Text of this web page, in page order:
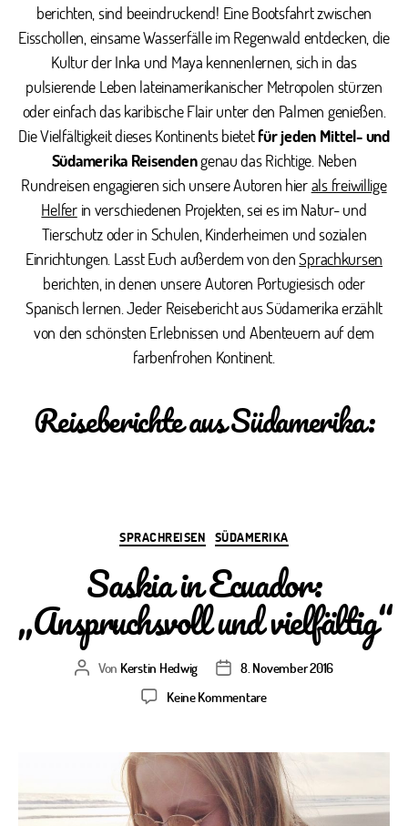
berichten, sind beeindruckend! Eine Bootsfahrt zwischen
Eisschollen, einsame Wasserfälle im Regenwald entdecken, die
Kultur der Inka und Maya kennenlernen, sich in das
pulsierende Leben lateinamerikanischer Metropolen stürzen
oder einfach das karibische Flair unter den Palmen genießen.
Die Vielfältigkeit dieses Kontinents bietetfür jeden Mittel- und
Südamerika Reisendengenau das Richtige. Neben
Rundreisen engagieren sich unsere Autoren hierals freiwillige
Helferin verschiedenen Projekten, sei es im Natur- und
Tierschutz oder in Schulen, Kinderheimen und sozialen
Einrichtungen. Lasst Euch außerdem von denSprachkursen
berichten, in denen unsere Autoren Portugiesisch oder
Spanisch lernen. Jeder Reisebericht aus Südamerika erzählt
von den schönsten Erlebnissen und Abenteuern auf dem
farbenfrohen Kontinent.
Reiseberichte aus Südamerika:
Kategorien
SPRACHREISEN SÜDAMERIKA
Saskia in Ecuador:
„Anspruchsvoll und vielfältig“
Beitragsautor
Von Kerstin Hedwig Veröffentlichungsdatum
8. November 2016
Keine Kommentarezu
Ecuador:
„Anspruchsvoll
und
vielfältig“